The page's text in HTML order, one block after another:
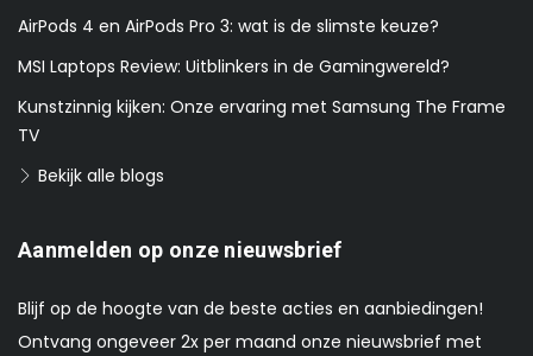
AirPods 4 en AirPods Pro 3: wat is de slimste keuze?
MSI Laptops Review: Uitblinkers in de Gamingwereld?
Kunstzinnig kijken: Onze ervaring met Samsung The Frame
TV
Bekijk alle blogs
Aanmelden op onze nieuwsbrief
Blijf op de hoogte van de beste acties en aanbiedingen!
Ontvang ongeveer 2x per maand onze nieuwsbrief met